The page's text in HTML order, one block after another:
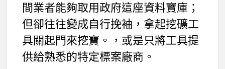
間業者能夠取用政府這座資料寶庫；
但卻往往變成自行挽袖，拿起挖礦工
具關起門來挖寶。，或是只將工具提
供給熟悉的特定標案廠商。